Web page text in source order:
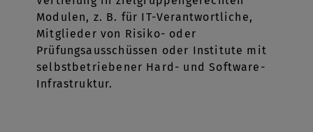
Modulen, z. B. für IT-Verantwortliche,
Mitglieder von Risiko- oder
Prüfungsausschüssen oder Institute mit
selbstbetriebener Hard- und Software-
Infrastruktur.